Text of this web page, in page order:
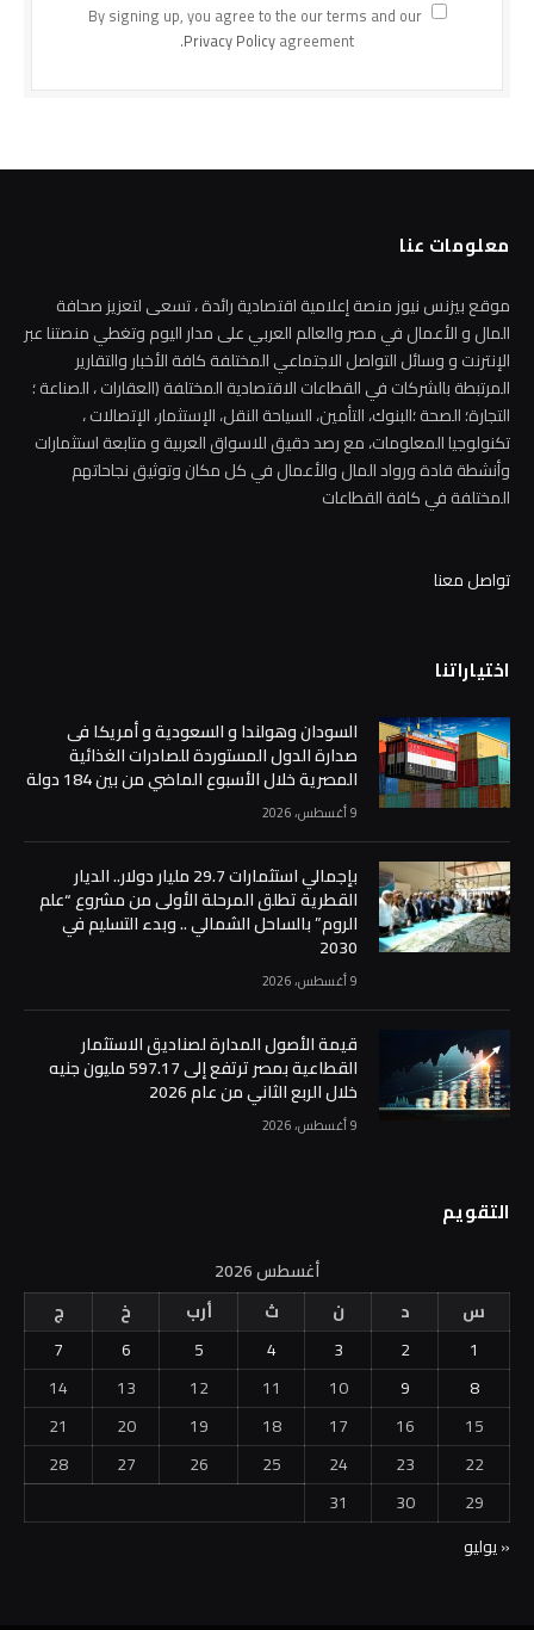
By signing up, you agree to the our terms and our
Privacy Policyagreement.
معلومات عنا
موقع بيزنس نيوز منصة إعلامية اقتصادية رائدة ، تسعى لتعزيز صحافة
المال و الأعمال في مصر والعالم العربي على مدار اليوم وتغطي منصتنا عبر
الإنترنت و وسائل التواصل الاجتماعي المختلفة كافة الأخبار والتقارير
المرتبطة بالشركات في القطاعات الاقتصادية المختلفة (العقارات ، الصناعة ؛
التجارة؛ الصحة ؛البنوك، التأمين، السياحة النقل، الإستثمار، الإتصالات ،
تكنولوجيا المعلومات، مع رصد دقيق للاسواق العربية و متابعة استثمارات
وأنشطة قادة ورواد المال والأعمال في كل مكان وتوثيق نجاحاتهم
المختلفة في كافة القطاعات
تواصل معنا
اختياراتنا
السودان وهولندا و السعودية و أمريكا فى
صدارة الدول المستوردة للصادرات الغذائية
المصرية خلال الأسبوع الماضي من بين 184 دولة
9 أغسطس، 2026
بإجمالي استثمارات 29.7 مليار دولار.. الديار
القطرية تطلق المرحلة الأولى من مشروع “علم
الروم” بالساحل الشمالي .. وبدء التسليم في
2030
9 أغسطس، 2026
قيمة الأصول المدارة لصناديق الاستثمار
القطاعية بمصر ترتفع إلى 597.17 مليون جنيه
خلال الربع الثاني من عام 2026
9 أغسطس، 2026
التقويم
أغسطس 2026
س
د ن ث أرب خ
ج
1
2
3
4
5
6
7
8
9
10
11
12
13
14
15
16
17
18
19
20
21
22
23
24
25
26
27
28
29
30
31
« يوليو